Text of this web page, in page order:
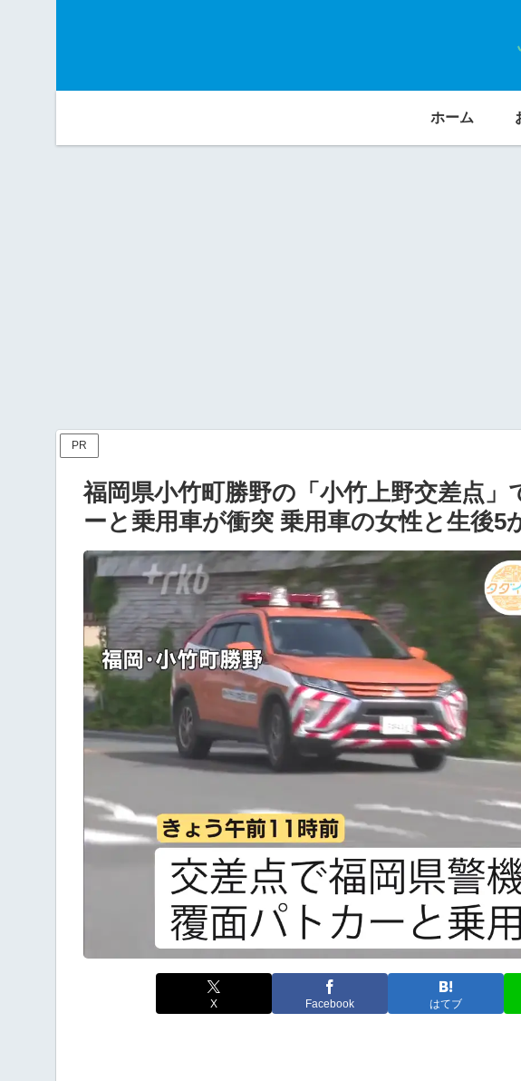
ホーム
PR
福岡県小竹町勝野の「小竹上野交差点」
ーと乗用車が衝突 乗用車の女性と生後5
X Facebook はてブ